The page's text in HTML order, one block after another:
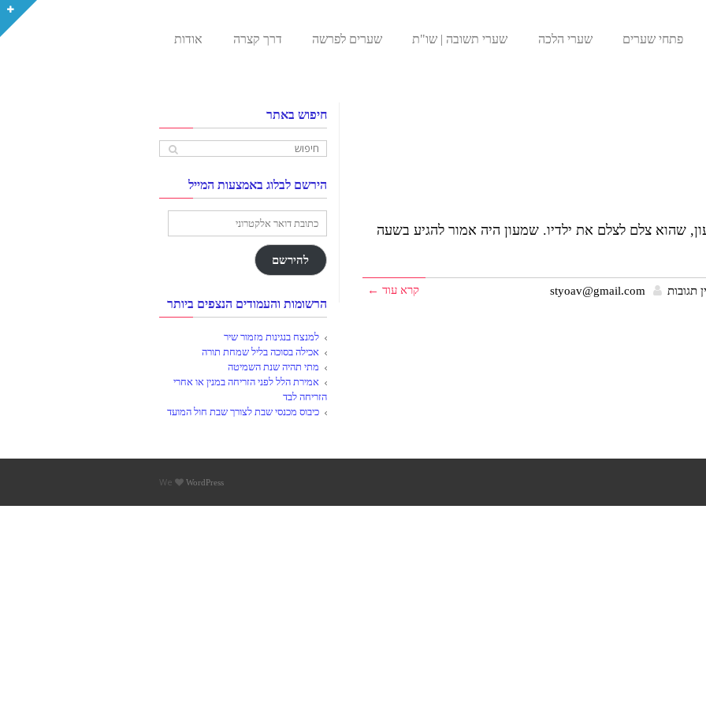
פתחי שערים שערי הלכה שערי תשובה | שו"ת שערים לפרשה דרך קצרה אודות
שהוא צלם לצלם את ילדיו. שמעון היה אמור להגיע בשעה
תגובות styoav@gmail.com קרא עוד ←
חיפוש באתר
הירשם לבלוג באמצעות המייל
אלקטרוני
להירשם
הרשומות והעמודים הנצפים ביותר
למנצח בנגינות מזמור שיר
אכילה בסוכה בליל שמחת תורה
מתי תהיה שנת השמיטה
אמירת הלל לפני הזריחה במנין או אחרי
הזריחה לבד
כיבוס מכנסי שבת לצורך שבת חול המועד
We WordPress